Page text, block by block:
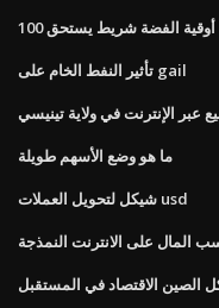
100 أوقية الفضة شريط يستحق
تأثير النفط الخام على gail
عبر الإنترنت في ولاية تينيسي
ما هو وضع الأسهم طويلة
شيكل لتحويل العملات usd
المال على الانترنت النمذجة
الصين الاقتصاد في المستقبل